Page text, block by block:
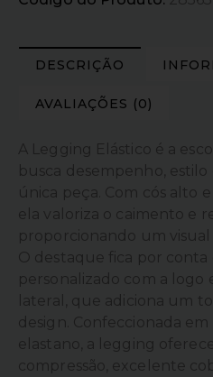
DESCRIÇÃO
AVALIAÇÕES (0)
A Legging Elástico é a
busca desempenho,
única peça. Com cós alto
ela valoriza o caimento e
proporcionando um visual
O destaque fica por conta
personalizado com a logo
lateral, que adiciona um
design. Confeccionada
elastano, a legging
compressão, excelente